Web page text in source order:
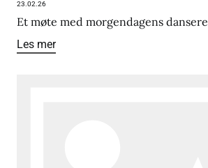
23.02.26
Et møte med morgendagens dansere
Les mer